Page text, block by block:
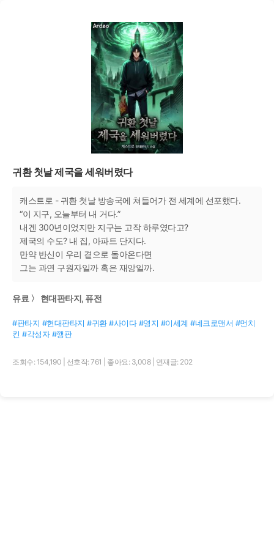
귀환 첫날 제국을 세워버렸다
캐스트로 - 귀환 첫날 방송국에 쳐들어가 전 세계에 선포했다.
“이 지구, 오늘부터 내 거다.”
내겐 300년이었지만 지구는 고작 하루였다고?
제국의 수도? 내 집, 아파트 단지다.
만약 반신이 우리 곁으로 돌아온다면
그는 과연 구원자일까 혹은 재앙일까.
유료 〉 현대판타지, 퓨전
#판타지 #현대판타지 #귀환 #사이다 #영지 #이세계 #네크로맨서 #먼치
킨 #각성자 #깽판
조회수: 154,190 선호작: 761 좋아요: 3,008 연재글: 202